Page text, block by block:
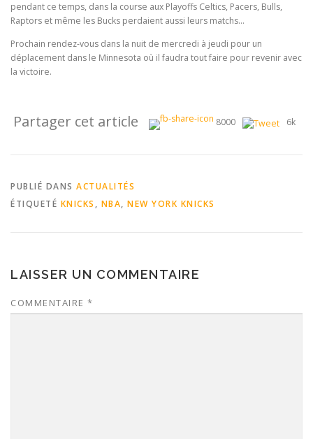
pendant ce temps, dans la course aux Playoffs Celtics, Pacers, Bulls,
Raptors et même les Bucks perdaient aussi leurs matchs…
Prochain rendez-vous dans la nuit de mercredi à jeudi pour un
déplacement dans le Minnesota où il faudra tout faire pour revenir avec
la victoire.
Partager cet article 8000 6k
PUBLIÉ DANS ACTUALITÉS
ÉTIQUETÉ KNICKS , NBA, NEW YORK KNICKS
LAISSER UN COMMENTAIRE
COMMENTAIRE *